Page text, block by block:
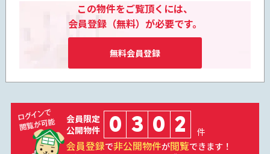
この物件をご覧頂くには、
会員登録（無料）が必要です。
無料会員登録
会員限定
公開物件
0 3 0 2 件
会員登録で非公開物件が閲覧できます！